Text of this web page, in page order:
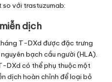
với trastuzumab:
dịch
T-DXd được đặc trưng
bạch cầu người (HLA).
DXd có thể phụ thuộc một
dịch hoàn chỉnh để loại bỏ